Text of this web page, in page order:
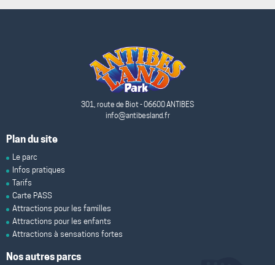
301, route de Biot - 06600 ANTIBES
info@antibesland.fr
Plan du site
Le parc
Infos pratiques
Tarifs
Carte PASS
Attractions pour les familles
Attractions pour les enfants
Attractions à sensations fortes
Nos autres parcs